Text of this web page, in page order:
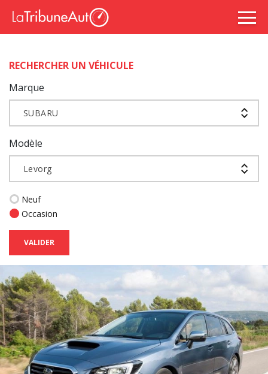
RECHERCHER UN VÉHICULE
Marque
SUBARU
Modèle
Levorg
Neuf
Occasion
VALIDER